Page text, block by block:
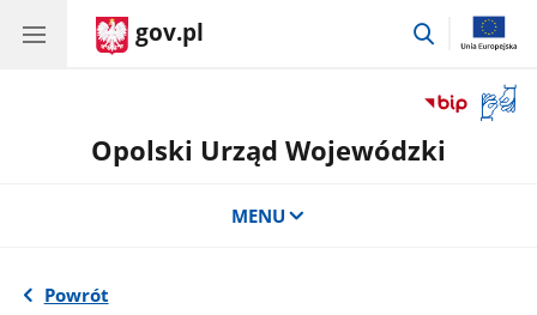
gov.pl
przejdź
okno
Opolski Urząd Wojewódzki
MENU
Powrót